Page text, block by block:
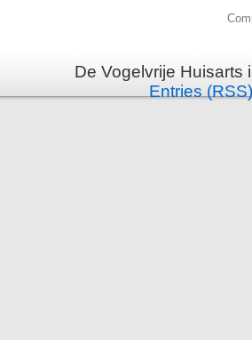
De Vogelvrije
Entries (RSS)